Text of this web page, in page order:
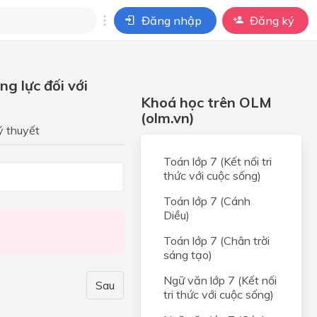
câu hỏi của
Đăng nhập Đăng ký
lực đối với
thuyết
Sau
Khoá học trên OLM
(olm.vn)
Toán lớp 7 (Kết nối tri
thức với cuộc sống)
Toán lớp 7 (Cánh
Diều)
Toán lớp 7 (Chân trời
sáng tạo)
Ngữ văn lớp 7 (Kết nối
tri thức với cuộc sống)